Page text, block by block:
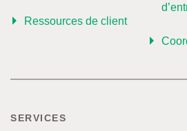
Ressources de client
SERVICES